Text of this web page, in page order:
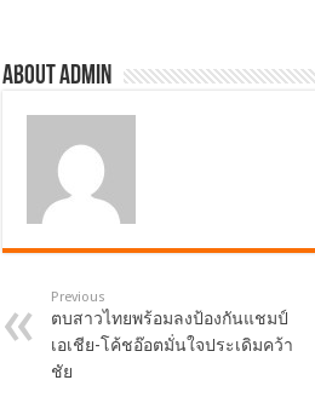
About admin
Previous
ตบสาวไทยพร้อมลงป้องกันแชมป์
เอเชีย-โค้ชอ๊อตมั่นใจประเดิมคว้า
ชัย